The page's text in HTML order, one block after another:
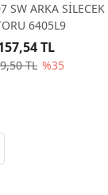
SW ARKA SİLECEK
MOTORU 6405L9
TL %35
TL